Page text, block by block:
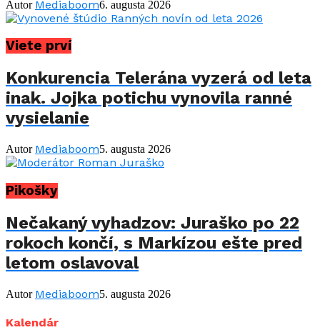
Autor Mediaboom6. augusta 2026
Viete prví
Konkurencia Telerána vyzerá od leta
inak. Jojka potichu vynovila ranné
vysielanie
Autor Mediaboom5. augusta 2026
Pikošky
Nečakaný vyhadzov: Juraško po 22
rokoch končí, s Markízou ešte pred
letom oslavoval
Autor Mediaboom5. augusta 2026
Kalendár